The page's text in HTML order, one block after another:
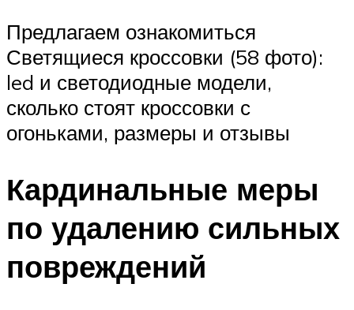
Предлагаем ознакомиться
Светящиеся кроссовки (58 фото):
led и светодиодные модели,
сколько стоят кроссовки с
огоньками, размеры и отзывы
Кардинальные меры
по удалению сильных
повреждений